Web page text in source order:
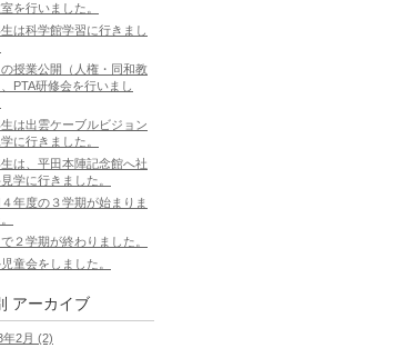
を行いました。
生は科学館学習に行きまし
の授業公開（人権・同和教
PTA研修会を行いまし
生は出雲ケーブルビジョン
に行きました。
生は、平田本陣記念館へ社
学に行きました。
年度の３学期が始まりま
２学期が終わりました。
童会をしました。
アーカイブ
年2月 (2)